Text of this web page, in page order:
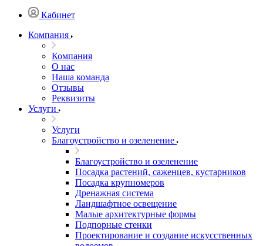
Кабинет
Компания
Компания
О нас
Наша команда
Отзывы
Реквизиты
Услуги
Услуги
Благоустройство и озеленение
Благоустройство и озеленение
Посадка растений, саженцев, кустарников
Посадка крупномеров
Дренажная система
Ландшафтное освещение
Малые архитектурные формы
Подпорные стенки
Проектирование и создание искусственных